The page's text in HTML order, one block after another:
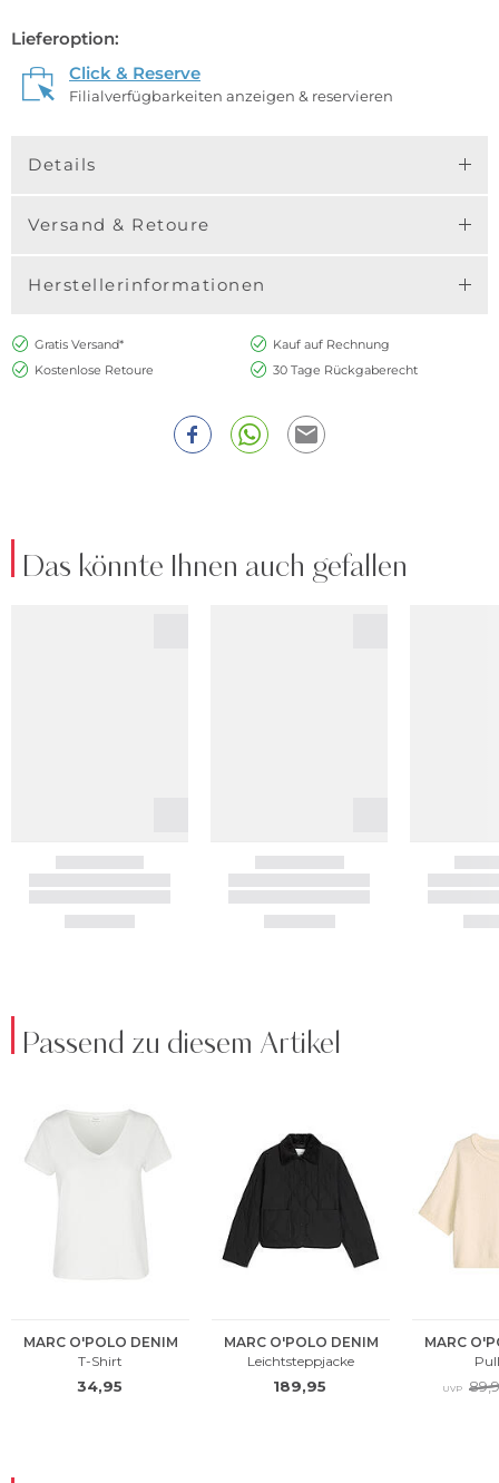
Lieferoption:
Click & Reserve
Filialverfügbarkeiten anzeigen & reservieren
Details
Versand & Retoure
Herstellerinformationen
Gratis Versand*
Kauf auf Rechnung
Kostenlose Retoure
30 Tage Rückgaberecht
Das könnte Ihnen auch gefallen
Passend zu diesem Artikel